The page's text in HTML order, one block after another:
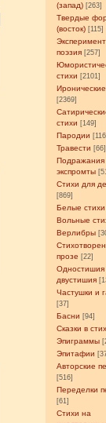
(запад) [263]
Твердые
(восток) [115]
поэзия [257]
стихи [2101]
[2369]
стихи [149]
Пародии
Травести [66]
Подражания
экспромты
Стихи для
[869]
Белые стихи
Вольные
Верлибры
прозе [22]
Одностишия
двустишия
Частушки и
[37]
Басни [94]
Сказки в
Эпиграммы
Эпитафии
Авторские
[516]
Переделки
[61]
Стихи на